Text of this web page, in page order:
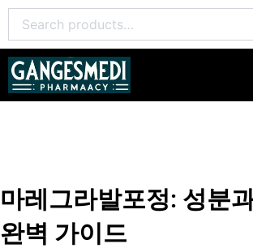
콘
츠
너
for:
마레그라발포정: 성분
완벽 가이드